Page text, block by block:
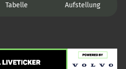
Tabelle Aufstellung